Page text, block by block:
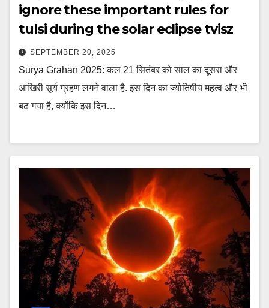
ignore these important rules for
tulsi during the solar eclipse tvisz
SEPTEMBER 20, 2025
Surya Grahan 2025: कल 21 सितंबर को साल का दूसरा और
आखिरी सूर्य ग्रहण लगने वाला है. इस दिन का ज्योतिषीय महत्व और भी
बढ़ गया है, क्योंकि इस दिन…